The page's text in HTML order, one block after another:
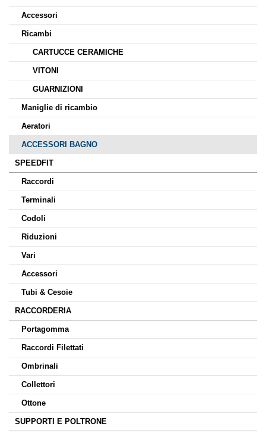
Accessori
Ricambi
CARTUCCE CERAMICHE
VITONI
GUARNIZIONI
Maniglie di ricambio
Aeratori
ACCESSORI BAGNO
SPEEDFIT
Raccordi
Terminali
Codoli
Riduzioni
Vari
Accessori
Tubi & Cesoie
RACCORDERIA
Portagomma
Raccordi Filettati
Ombrinali
Collettori
Ottone
SUPPORTI E POLTRONE